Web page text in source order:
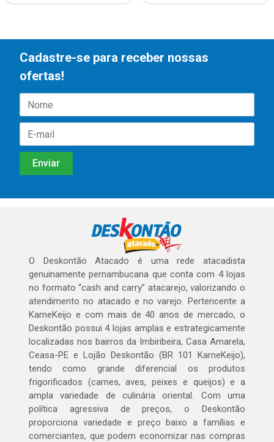
Cadastre-se para receber nossas
ofertas!
O Deskontão Atacado é uma rede atacadista
genuinamente pernambucana que conta com 4 lojas
no formato “cash and carry” atacarejo, valorizando o
atendimento no atacado e no varejo. Pertencente a
KarneKeijo e com mais de 40 anos de mercado, o
Deskontão possui 4 lojas amplas e estrategicamente
localizadas nos bairros da Imbiribeira, Casa Amarela,
Ceasa-PE e Lojão Deskontão (BR 101 KarneKeijo),
tendo como grande diferencial os produtos
frigorificados (carnes, aves, peixes e queijos) e a
ampla variedade de culinária oriental. Com uma
política agressiva de preços, o Deskontão
proporciona variedade e preço baixo a famílias e
comerciantes, que podem economizar nas compras